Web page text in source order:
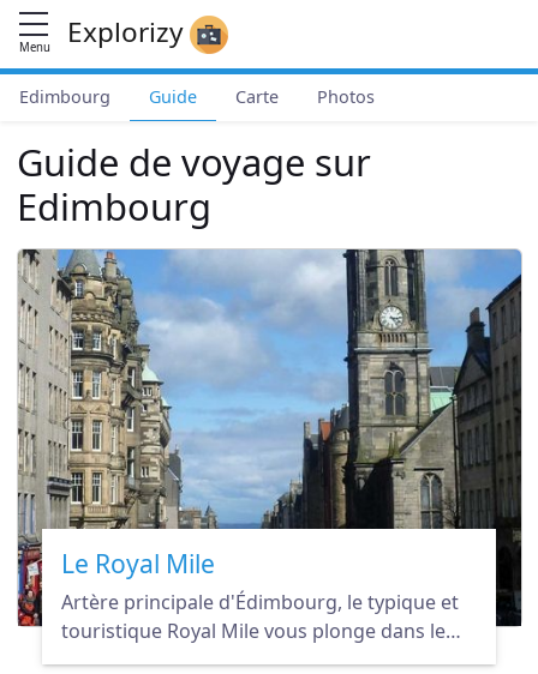
Menu Explorizy
Edimbourg Guide Carte Photos
Guide de voyage sur
Edimbourg
Le Royal Mile
Artère principale d'Édimbourg, le typique et
touristique Royal Mile vous plonge dans le
passé de la capitale écossaise.